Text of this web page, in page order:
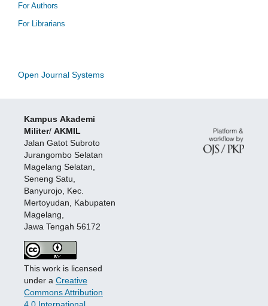
For Authors
For Librarians
Open Journal Systems
Kampus Akademi
Militer/ AKMIL
Jalan Gatot Subroto
Jurangombo Selatan
Magelang Selatan,
Seneng Satu,
Banyurojo, Kec.
Mertoyudan, Kabupaten
Magelang,
Jawa Tengah 56172
This work is licensed
under a Creative
Commons Attribution